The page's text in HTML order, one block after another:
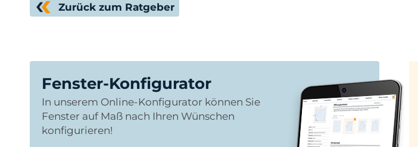
Zurück zum Ratgeber
Fenster-Konfigurator
In unserem Online-Konfigurator können Sie
Fenster auf Maß nach Ihren Wünschen
konfigurieren!